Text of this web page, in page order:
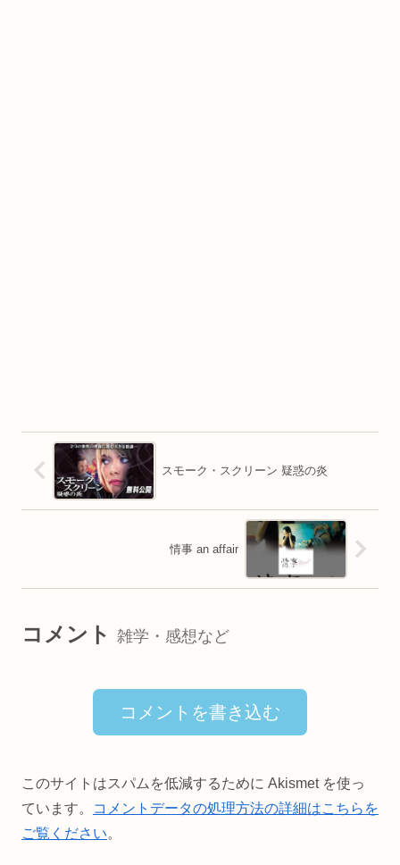
スモーク・スクリーン 疑惑の炎
情事 an affair
コメント 雑学・感想など
コメントを書き込む
このサイトはスパムを低減するために Akismet を使っ
ています。
コメントデータの処理方法の詳細はこちらを
ご覧ください。